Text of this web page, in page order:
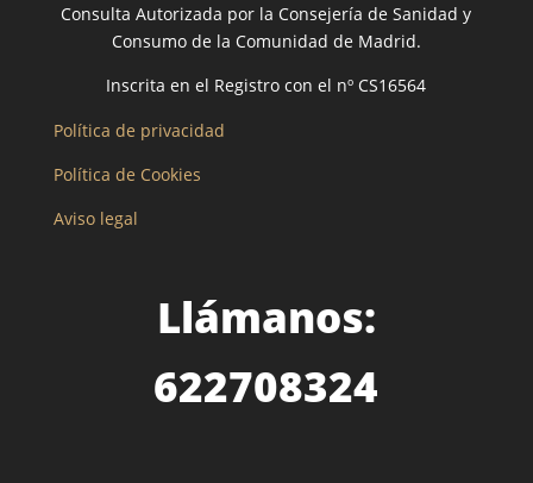
Consulta Autorizada por la Consejería de Sanidad y
Consumo de la Comunidad de Madrid.
Inscrita en el Registro con el nº CS16564
Política de privacidad
Política de Cookies
Aviso legal
Llámanos:
622708324